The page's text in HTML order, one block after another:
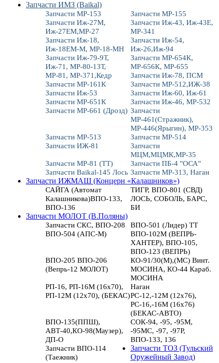
Запчасти ИМЗ (Baikal)
Запчасти МР-153
Запчасти МР-155
Запчасти Иж-27М,
Иж-27ЕМ,МР-27
Запчасти Иж-43, Иж-43Е,
МР-341
Запчасти Иж-18,
Иж-18ЕМ-М, МР-18-МН
Запчасти Иж-54,
Иж-26,Иж-94
Запчасти Иж-79-9Т,
Иж-71, МР-80-13Т,
МР-81, МР-371,Кедр
Запчасти МР-654К,
МР-656К, МР-655
Запчасти Иж-78, ПСМ
Запчасти МР-161К
Запчасти МР-512,ИЖ-38
Запчасти Иж-53
Запчасти Иж-60, Иж-61
Запчасти МР-651К
Запчасти Иж-46, МР-532
Запчасти МР-661 (Дрозд) Запчасти
МР-461(Стражник),
МР-446(Ярыгин), МР-353
Запчасти МР-513
Запчасти МР-514
Запчасти ИЖ-81
Запчасти
МЦМ,МЦМК,МР-35
Запчасти МР-81 (ТТ)
Запчасти ПБ-4 "ОСА"
Запчасти Baikal-145 Лось Запчасти МР-313, Наган
Запчасти ИЖМАШ (Концерн «Калашников»)
САЙГА (Автомат
Калашникова)ВПО-133,
ВПО-136
ТИГР, ВПО-801 (СВД)
ЛОСЬ, СОБОЛЬ, БАРС,
БИ
Запчасти МОЛОТ (В.Поляны)
Запчасти СКС, ВПО-208
ВПО-501 (Лидер) ТТ
ВПО-504 (АПС-М)
ВПО-102М (ВЕПРЬ-
ХАНТЕР), ВПО-105,
ВПО-123 (ВЕПРЬ)
ВПО-205 ВПО-206
(Вепрь-12 МОЛОТ)
КО-91/30(М),(МС) Винт.
МОСИНА, КО-44 Караб.
МОСИНА
РП-16, РП-16М (16х70),
РП-12М (12х70), (БЕКАС)
Наган
РС-12,-12М (12х76),
РС-16,-16М (16х76)
(БЕКАС-АВТО)
ВПО-135(ППШ),
АВТ-40,КО-98(Маузер),
ДП-О
СОК-94, -95, -95М,
-95МС, -97, -97Р,
ВПО-133, 136
Запчасти ВПО-114
(Таежник)
Запчасти ТОЗ (Тульский
Оружейный Завод)